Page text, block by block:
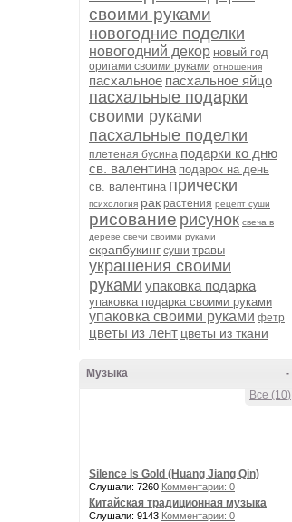
своими руками
новогодние поделки
новогодний декор новый год
оригами своими руками отношения
пасхальное пасхальное яйцо
пасхальные подарки
своими руками
пасхальные поделки
плетеная бусина подарки ко дню
св. валентина подарок на день
св. валентина прически
психология рак растения рецепт суши
рисование рисунок свеча в
дереве свечи своими руками
скрапбукинг суши травы
украшения своими
руками упаковка подарка
упаковка подарка своими руками
упаковка своими руками фетр
цветы из лент цветы из ткани
-
Музыка
Все (10)
Silence Is Gold (Huang Jiang Qin)
Слушали: 7260 Комментарии: 0
Китайская традиционная музыка
Слушали: 9143 Комментарии: 0